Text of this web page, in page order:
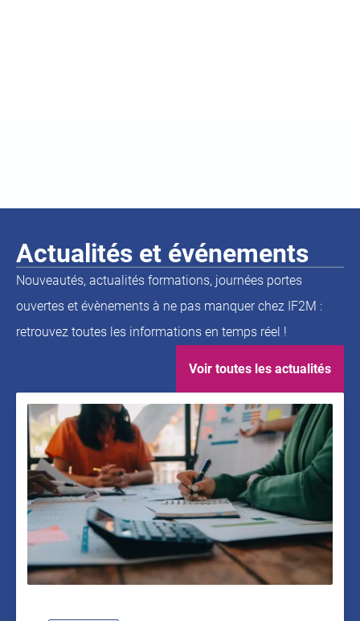
Actualités et événements
Nouveautés, actualités formations, journées portes
ouvertes et évènements à ne pas manquer chez IF2M :
retrouvez toutes les informations en temps réel !
Voir toutes les actualités